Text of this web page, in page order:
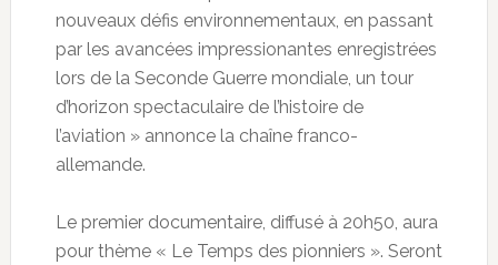
nouveaux défis environnementaux, en passant
par les avancées impressionantes enregistrées
lors de la Seconde Guerre mondiale, un tour
d’horizon spectaculaire de l’histoire de
l’aviation » annonce la chaîne franco-
allemande.
Le premier documentaire, diffusé à 20h50, aura
pour thème « Le Temps des pionniers ». Seront